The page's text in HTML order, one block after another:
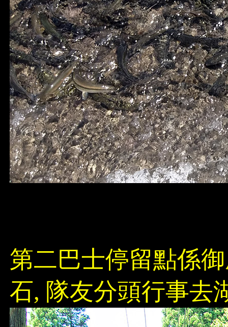
第二巴士停留點係
石, 隊友分頭行事去